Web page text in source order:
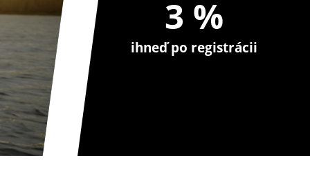
3 %
ihneď po registrácii